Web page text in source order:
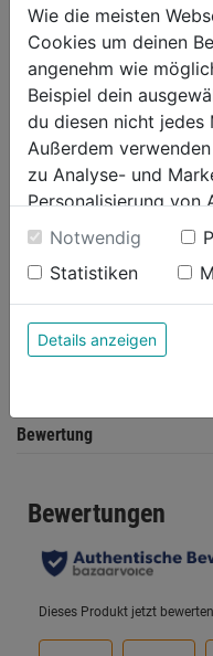
Oberfläche
zulässige Zugkraft
Bewertung
Wie die meisten
Cookies um deinen
angenehm wie
Beispiel dein
du diesen nicht jedes
Außerdem
zu Analyse- und
Personalisierung von
Einwilligung werden
unter anderem auch
Durch Klick auf "Alle
der Verwendung
anzeigen" findest du
unterschiedlichen
Konfigurieren"
du zulassen
Weitere
Notwendig
Statistiken
Details anzeigen